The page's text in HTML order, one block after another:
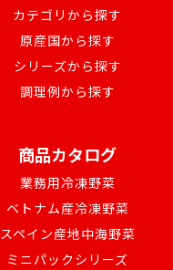
カテゴリから探す
原産国から探す
シリーズから探す
調理例から探す
商品カタログ
業務用冷凍野菜
ベトナム産冷凍野菜
スペイン産地中海野菜
ミニパックシリーズ